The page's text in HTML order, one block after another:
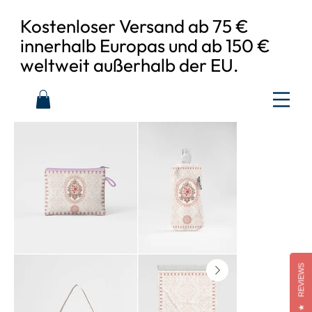
Kostenloser Versand ab 75 €
innerhalb Europas und ab 150 €
weltweit außerhalb der EU.
★
REVIEWS